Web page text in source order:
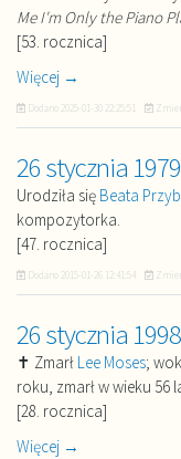
Me I'm Only the Piano
[53. rocznica]
Więcej →
Dodano 2025-01-30 22:25:51
26 stycznia 1979
Urodziła się Beata
kompozytorka.
[47. rocznica]
Dodano 2015-01-26 12:41:54
26 stycznia 1998
✝ Zmarł Lee Moses;
roku, zmarł w wieku 56
[28. rocznica]
Więcej →